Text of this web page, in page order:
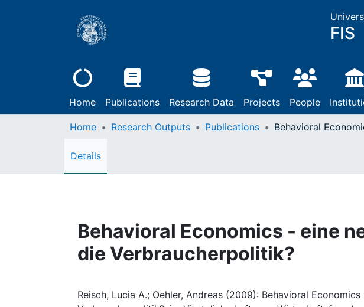
FIS
Home Publications Research Data Projects People
Home Research Outputs Publications
Details
Behavioral Economics - eine
die Verbraucherpolitik?
Reisch, Lucia A.; Oehler, Andreas (2009): Behavioral